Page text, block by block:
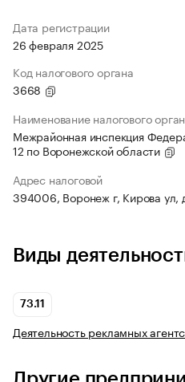
Дата регистрации
26 февраля 2025
Код налогового органа
3668
Наименование налогового
Межрайонная инспекция
12 по Воронежской области
Адрес налоговой
394006, Воронеж г, Кирова ул,
Виды
73.11
Деятельность рекламных